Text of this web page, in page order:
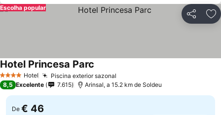
Partilhar
Escolha popular
4 EstrelasHotel Piscina exterior sazonal
Hotel Princesa Parc
8,5 Excelente 7.615 Arinsal, a 15.2 km de Soldeu
De € 46